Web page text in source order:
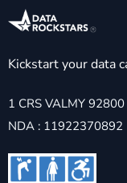
Kickstart your data
1 CRS VALMY
NDA : 11922370892